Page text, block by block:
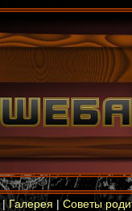
|Галерея |Советы